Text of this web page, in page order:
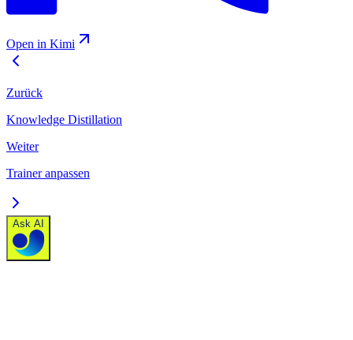
Open in Kimi
Zurück
Knowledge Distillation
Weiter
Trainer anpassen
Ask AI